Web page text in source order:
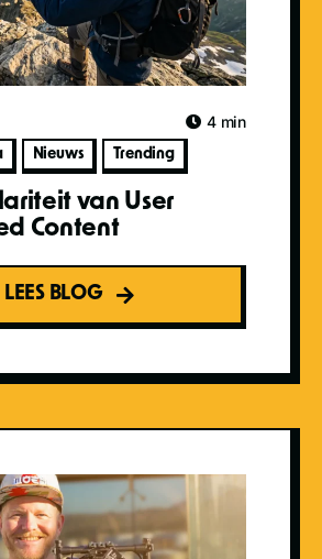
4 min
Nieuws Trending
van User
Content
LEES BLOG